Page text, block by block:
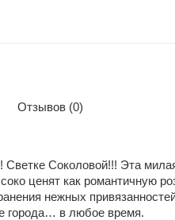
Отзывов (0)
Светке Соколовой!!! Эта
ценят как романтичную
нежных
города… в любое время.